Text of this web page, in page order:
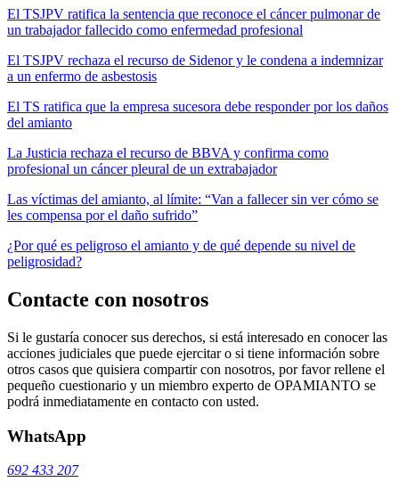
El TSJPV ratifica la sentencia que reconoce el cáncer pulmonar de
un trabajador fallecido como enfermedad profesional
El TSJPV rechaza el recurso de Sidenor y le condena a indemnizar
a un enfermo de asbestosis
El TS ratifica que la empresa sucesora debe responder por los daños
del amianto
La Justicia rechaza el recurso de BBVA y confirma como
profesional un cáncer pleural de un extrabajador
Las víctimas del amianto, al límite: “Van a fallecer sin ver cómo se
les compensa por el daño sufrido”
¿Por qué es peligroso el amianto y de qué depende su nivel de
peligrosidad?
Contacte con nosotros
Si le gustaría conocer sus derechos, si está interesado en conocer las
acciones judiciales que puede ejercitar o si tiene información sobre
otros casos que quisiera compartir con nosotros, por favor rellene el
pequeño cuestionario y un miembro experto de OPAMIANTO se
podrá inmediatamente en contacto con usted.
WhatsApp
692 433 207